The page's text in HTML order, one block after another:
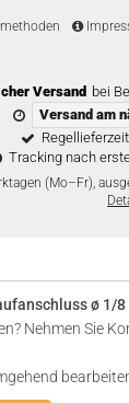
Versand bei
Versand am
Tracking nach
(Mo–Fr),
ø 1/8
Nehmen Sie